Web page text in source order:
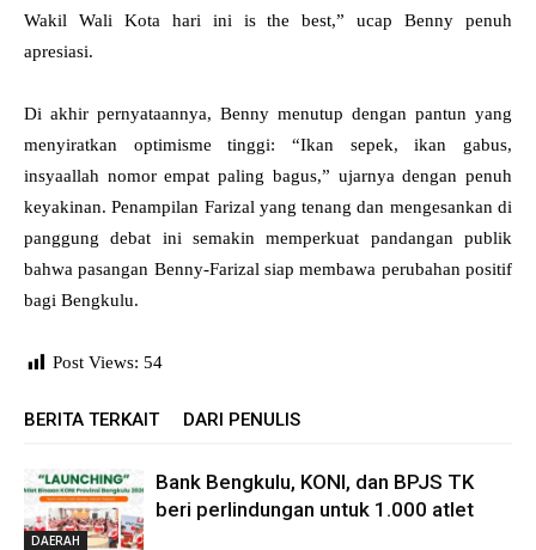
Wakil Wali Kota hari ini is the best,” ucap Benny penuh
apresiasi.
Di akhir pernyataannya, Benny menutup dengan pantun yang
menyiratkan optimisme tinggi: “Ikan sepek, ikan gabus,
insyaallah nomor empat paling bagus,” ujarnya dengan penuh
keyakinan. Penampilan Farizal yang tenang dan mengesankan di
panggung debat ini semakin memperkuat pandangan publik
bahwa pasangan Benny-Farizal siap membawa perubahan positif
bagi Bengkulu.
Post Views: 54
BERITA TERKAIT DARI PENULIS
DAERAH
Bank Bengkulu, KONI, dan BPJS TK
beri perlindungan untuk 1.000 atlet